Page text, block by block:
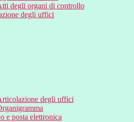
degli organi di controllo
degli uffici
degli uffici
e posta elettronica